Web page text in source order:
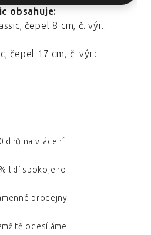
obsahuje:
čepel 8 cm, č. výr.:
čepel 17 cm, č. výr.:
dnů na vrácení
lidí spokojeno
prodejny
odesíláme